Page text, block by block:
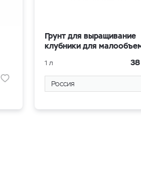
Грунт для выращивание
клубники для
1 л
Россия